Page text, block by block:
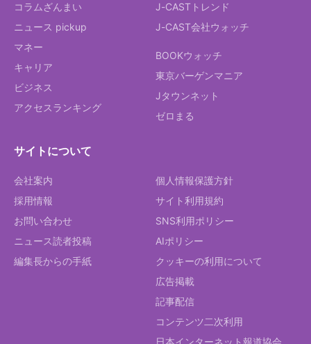
コラムざんまい
ニュース pickup
マネー
キャリア
ビジネス
アクセスランキング
J-CASTトレンド
J-CAST会社ウォッチ
BOOKウォッチ
東京バーゲンマニア
Jタウンネット
ゼロまる
サイトについて
会社案内
採用情報
お問い合わせ
ニュース読者投稿
編集長からの手紙
個人情報保護方針
サイト利用規約
SNS利用ポリシー
AIポリシー
クッキーの利用について
広告掲載
記事配信
コンテンツ二次利用
日本インターネット報道協会